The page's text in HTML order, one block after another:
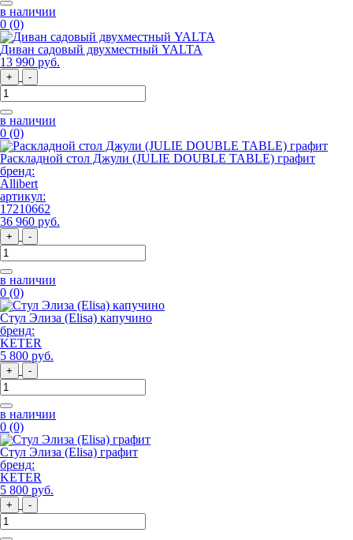
в наличии
0 (0)
Диван садовый двухместный YALTA
13 990 руб.
+ -
в наличии
0 (0)
Раскладной стол Джули (JULIE DOUBLE TABLE) графит
бренд:
Allibert
артикул:
17210662
36 960 руб.
+ -
в наличии
0 (0)
Стул Элиза (Elisa) капучино
бренд:
KETER
5 800 руб.
+ -
в наличии
0 (0)
Стул Элиза (Elisa) графит
бренд:
KETER
5 800 руб.
+ -